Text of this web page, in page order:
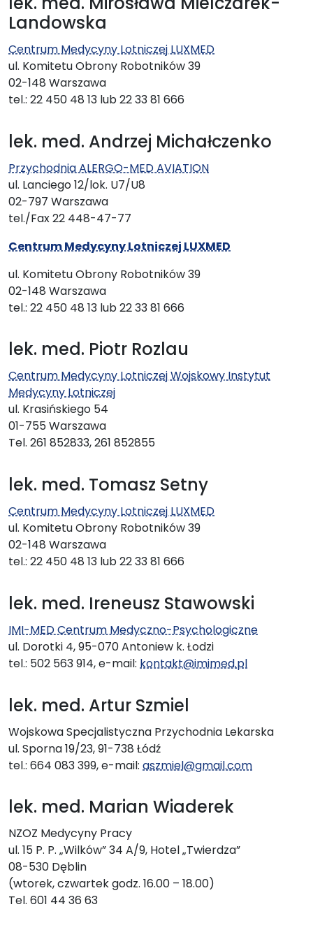
Landowska
Centrum Medycyny Lotniczej LUXMED
ul. Komitetu Obrony Robotników 39
02-148 Warszawa
tel.: 22 450 48 13 lub 22 33 81 666
lek. med. Andrzej Michałczenko
Przychodnia ALERGO-MED AVIATION
ul. Lanciego 12/lok. U7/U8
02-797 Warszawa
tel./Fax 22 448-47-77
Centrum Medycyny Lotniczej LUXMED
ul. Komitetu Obrony Robotników 39
02-148 Warszawa
tel.: 22 450 48 13 lub 22 33 81 666
lek. med. Piotr Rozlau
Centrum Medycyny Lotniczej Wojskowy Instytut
Medycyny Lotniczej
ul. Krasińskiego 54
01-755 Warszawa
Tel. 261 852833, 261 852855
lek. med. Tomasz Setny
Centrum Medycyny Lotniczej LUXMED
ul. Komitetu Obrony Robotników 39
02-148 Warszawa
tel.: 22 450 48 13 lub 22 33 81 666
lek. med. Ireneusz Stawowski
IMI-MED Centrum Medyczno-Psychologiczne
ul. Dorotki 4, 95-070 Antoniew k. Łodzi
tel.: 502 563 914, e-mail: kontakt@imimed.pl
lek. med. Artur Szmiel
Wojskowa Specjalistyczna Przychodnia Lekarska
ul. Sporna 19/23, 91-738 Łódź
tel.: 664 083 399, e-mail: aszmiel@gmail.com
lek. med. Marian Wiaderek
NZOZ Medycyny Pracy
ul. 15 P. P. „Wilków” 34 A/9, Hotel „Twierdza”
08-530 Dęblin
(wtorek, czwartek godz. 16.00 – 18.00)
Tel. 601 44 36 63